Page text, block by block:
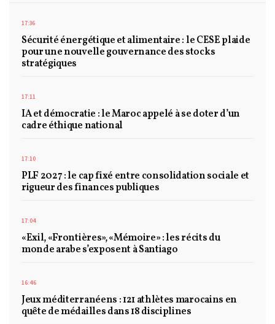
17:36
Sécurité énergétique et alimentaire : le CESE plaide
pour une nouvelle gouvernance des stocks
stratégiques
17:11
IA et démocratie : le Maroc appelé à se doter d’un
cadre éthique national
17:10
PLF 2027 : le cap fixé entre consolidation sociale et
rigueur des finances publiques
17:04
«Exil, «Frontières», «Mémoire» : les récits du
monde arabe s’exposent à Santiago
16:46
Jeux méditerranéens : 121 athlètes marocains en
quête de médailles dans 18 disciplines